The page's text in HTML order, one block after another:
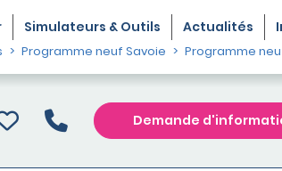
Simulateurs & Outils Actualités
Programme neuf Savoie Programme
Demande